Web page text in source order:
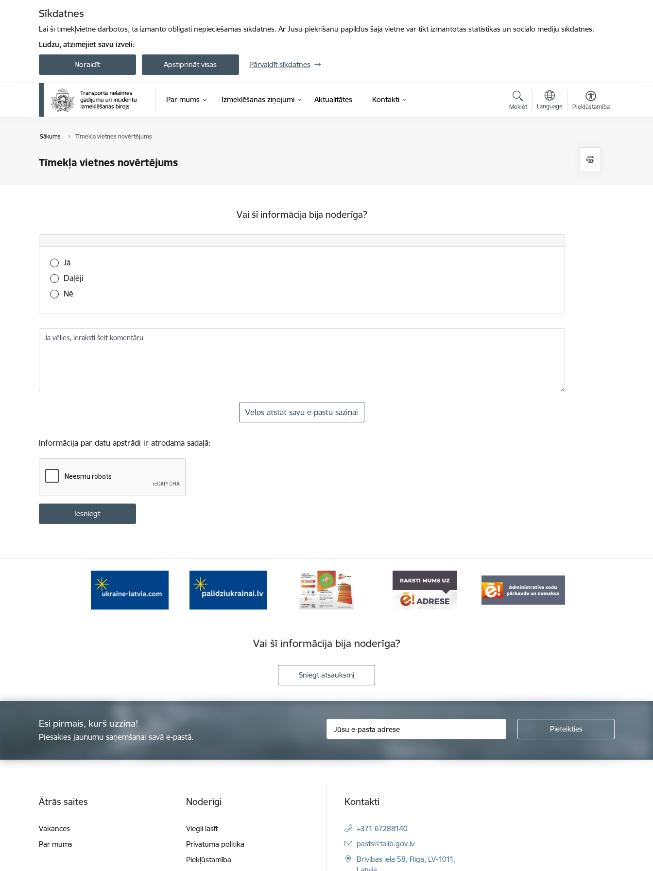
Sīkdatnes
Lai šī tīmekļvietne darbotos, tā izmanto obligāti nepieciešamās sīkdatnes. Ar Jūsu piekrišanu papildus šajā vietnē var tikt izmantotas statistikas un sociālo mediju sīkdatnes.
Lūdzu, atzīmējiet savu izvēli:
Noraidīt Apstiprināt visas Pārvaldīt sīkdatnes
Par mums Izmeklēšanas ziņojumi Aktualitātes Kontakti
Meklēt Language Piekļūstamība
Sākums Tīmekļa vietnes novērtējums
Tīmekļa vietnes novērtējums
Vai šī informācija bija noderīga?
Vai šī informācija bija noderīga?
Jā
Daļēji
Nē
Ja vēlies, ieraksti šeit komentāru
Vēlos atstāt savu e-pastu saziņai
Informācija par datu apstrādi ir atrodama sadaļā:
Vai šī informācija bija noderīga?
Sniegt atsauksmi
Esi pirmais, kurš uzzina!
Piesakies jaunumu saņemšanai savā e-pastā.
Ātrās saites
Vakances
Par mums
Noderīgi
Viegli lasīt
Privātuma politika
Piekļūstamība
Kontakti
+371 67288140
E-pasts:
pasts@taiib.gov.lv
Brīvības iela 58, Rīga, LV-1011,